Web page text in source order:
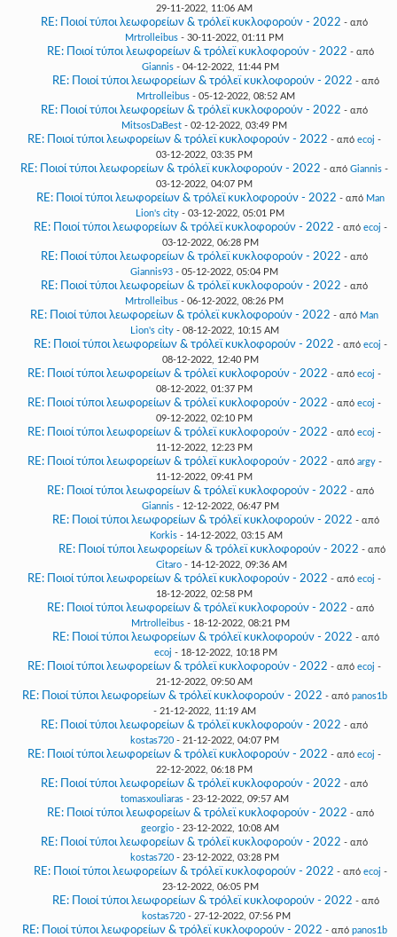
29-11-2022, 11:06 AM
RE: Ποιοί τύποι λεωφορείων & τρόλεϊ κυκλοφορούν - 2022 - από
Mrtrolleibus - 30-11-2022, 01:11 PM
RE: Ποιοί τύποι λεωφορείων & τρόλεϊ κυκλοφορούν - 2022 - από
Giannis- 04-12-2022, 11:44 PM
RE: Ποιοί τύποι λεωφορείων & τρόλεϊ κυκλοφορούν - 2022 - από
Mrtrolleibus - 05-12-2022, 08:52 AM
RE: Ποιοί τύποι λεωφορείων & τρόλεϊ κυκλοφορούν - 2022 - από
MitsosDaBest - 02-12-2022, 03:49 PM
RE: Ποιοί τύποι λεωφορείων & τρόλεϊ κυκλοφορούν - 2022 - από ecoj -
03-12-2022, 03:35 PM
RE: Ποιοί τύποι λεωφορείων & τρόλεϊ κυκλοφορούν - 2022 - από Giannis -
03-12-2022, 04:07 PM
RE: Ποιοί τύποι λεωφορείων & τρόλεϊ κυκλοφορούν - 2022 - από Man
Lion's city - 03-12-2022, 05:01 PM
RE: Ποιοί τύποι λεωφορείων & τρόλεϊ κυκλοφορούν - 2022 - από ecoj -
03-12-2022, 06:28 PM
RE: Ποιοί τύποι λεωφορείων & τρόλεϊ κυκλοφορούν - 2022 - από
Giannis93 - 05-12-2022, 05:04 PM
RE: Ποιοί τύποι λεωφορείων & τρόλεϊ κυκλοφορούν - 2022 - από
Mrtrolleibus - 06-12-2022, 08:26 PM
RE: Ποιοί τύποι λεωφορείων & τρόλεϊ κυκλοφορούν - 2022 - από Man
Lion's city- 08-12-2022, 10:15 AM
RE: Ποιοί τύποι λεωφορείων & τρόλεϊ κυκλοφορούν - 2022 - από ecoj -
08-12-2022, 12:40 PM
RE: Ποιοί τύποι λεωφορείων & τρόλεϊ κυκλοφορούν - 2022 - από ecoj -
08-12-2022, 01:37 PM
RE: Ποιοί τύποι λεωφορείων & τρόλεϊ κυκλοφορούν - 2022 - από ecoj -
09-12-2022, 02:10 PM
RE: Ποιοί τύποι λεωφορείων & τρόλεϊ κυκλοφορούν - 2022 - από ecoj -
11-12-2022, 12:23 PM
RE: Ποιοί τύποι λεωφορείων & τρόλεϊ κυκλοφορούν - 2022 - από argy-
11-12-2022, 09:41 PM
RE: Ποιοί τύποι λεωφορείων & τρόλεϊ κυκλοφορούν - 2022 - από
Giannis- 12-12-2022, 06:47 PM
RE: Ποιοί τύποι λεωφορείων & τρόλεϊ κυκλοφορούν - 2022 - από
Korkis- 14-12-2022, 03:15 AM
RE: Ποιοί τύποι λεωφορείων & τρόλεϊ κυκλοφορούν - 2022 - από
Citaro - 14-12-2022, 09:36 AM
RE: Ποιοί τύποι λεωφορείων & τρόλεϊ κυκλοφορούν - 2022 - από ecoj -
18-12-2022, 02:58 PM
RE: Ποιοί τύποι λεωφορείων & τρόλεϊ κυκλοφορούν - 2022 - από
Mrtrolleibus- 18-12-2022, 08:21 PM
RE: Ποιοί τύποι λεωφορείων & τρόλεϊ κυκλοφορούν - 2022 - από
ecoj - 18-12-2022, 10:18 PM
RE: Ποιοί τύποι λεωφορείων & τρόλεϊ κυκλοφορούν - 2022 - από ecoj -
21-12-2022, 09:50 AM
RE: Ποιοί τύποι λεωφορείων & τρόλεϊ κυκλοφορούν - 2022 - από panos1b
- 21-12-2022, 11:19 AM
RE: Ποιοί τύποι λεωφορείων & τρόλεϊ κυκλοφορούν - 2022 - από
kostas720- 21-12-2022, 04:07 PM
RE: Ποιοί τύποι λεωφορείων & τρόλεϊ κυκλοφορούν - 2022 - από ecoj -
22-12-2022, 06:18 PM
RE: Ποιοί τύποι λεωφορείων & τρόλεϊ κυκλοφορούν - 2022 - από
tomasxouliaras- 23-12-2022, 09:57 AM
RE: Ποιοί τύποι λεωφορείων & τρόλεϊ κυκλοφορούν - 2022 - από
georgio - 23-12-2022, 10:08 AM
RE: Ποιοί τύποι λεωφορείων & τρόλεϊ κυκλοφορούν - 2022 - από
kostas720- 23-12-2022, 03:28 PM
RE: Ποιοί τύποι λεωφορείων & τρόλεϊ κυκλοφορούν - 2022 - από ecoj -
23-12-2022, 06:05 PM
RE: Ποιοί τύποι λεωφορείων & τρόλεϊ κυκλοφορούν - 2022 - από
kostas720- 27-12-2022, 07:56 PM
RE: Ποιοί τύποι λεωφορείων & τρόλεϊ κυκλοφορούν - 2022 - από panos1b